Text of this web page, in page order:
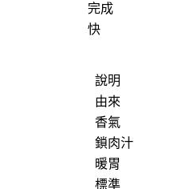
完成
快
說明
由來
香氣
鎖肉汁
暖胃
標準